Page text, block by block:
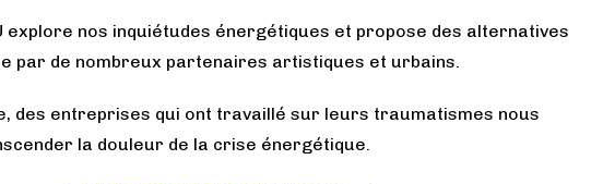
explore nos inquiétudes énergétiques et propose des alternatives
par de nombreux partenaires artistiques et urbains.
des entreprises qui ont travaillé sur leurs traumatismes nous
la douleur de la crise énergétique.